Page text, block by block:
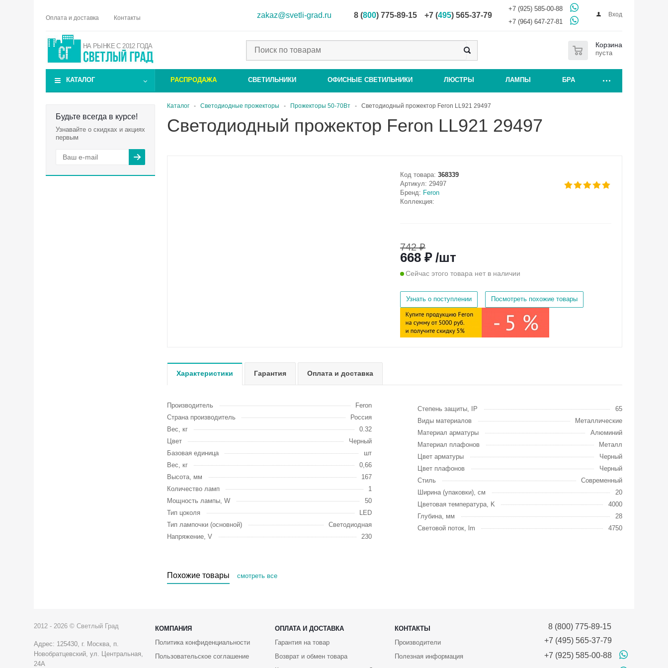
Оплата и доставка Контакты zakaz@svetli-grad.ru 8 (800) 775-89-15 +7 (495) 565-37-79
+7 (925) 585-00-88
+7 (964) 647-27-81
Вход
НА РЫНКЕ С 2012 ГОДА Корзина
пуста
КАТАЛОГ РАСПРОДАЖА СВЕТИЛЬНИКИ ОФИСНЫЕ СВЕТИЛЬНИКИ ЛЮСТРЫ ЛАМПЫ БРА
Будьте всегда в курсе!
Узнавайте о скидках и акциях
первым
Каталог - Светодиодные прожекторы - Прожекторы 50-70Вт - Светодиодный прожектор Feron LL921 29497
Светодиодный прожектор Feron LL921 29497
Код товара: 368339
Артикул: 29497
Бренд: Feron
Коллекция:
742 ₽
668 ₽ /шт
Сейчас этого товара нет в наличии
Узнать о поступлении Посмотреть похожие товары
Характеристики Гарантия Оплата и доставка
Производитель
Feron
Страна производитель
Россия
Вес, кг
0.32
Цвет
Черный
Базовая единица
шт
Вес, кг
0,66
Высота, мм
167
Количество ламп
1
Мощность лампы, W
50
Тип цоколя
LED
Тип лампочки (основной)
Светодиодная
Напряжение, V
230
Степень защиты, IP
65
Виды материалов
Металлические
Материал арматуры
Алюминий
Материал плафонов
Металл
Цвет арматуры
Черный
Цвет плафонов
Черный
Стиль
Современный
Ширина (упаковки), см
20
Цветовая температура, K
4000
Глубина, мм
28
Световой поток, lm
4750
Похожие товары смотреть все
2012 - 2026 © Светлый Град
Адрес: 125430, г. Москва, п.
Новобратцевский, ул. Центральная,
24А
КОМПАНИЯ ОПЛАТА И ДОСТАВКА
КОНТАКТЫ
Политика конфиденциальности
Пользовательское соглашение
Гарантия на товар
Возврат и обмен товара
Производители
Полезная информация
8 (800) 775-89-15
+7 (495) 565-37-79
+7 (925) 585-00-88